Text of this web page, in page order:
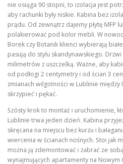
nie osiąga 90 stopni, to izolacja jest
aby rachunki były niskie. Kabina bez
prądu. Od zewnątrz dajemy płytę MFP
polakierować pod kolor mebli. W
Borek czy Botanik klienci wybierają
pasują do stylu skandynawskiego.
milimetrów z uszczelką. Ważne, aby
od podłogi 2 centymetry i od ścian 3
zmianach wilgotności w Lublinie
skrzypieć i pękać.
Szósty krok to montaż i uruchomienie,
Lublinie trwa jeden dzień. Kabina
skręcana na miejscu bez kurzu i
wiercenia w ścianach nośnych. Stoi jak
można ją zdemontować i zabrać ze
wynajmujących apartamenty na Nowym